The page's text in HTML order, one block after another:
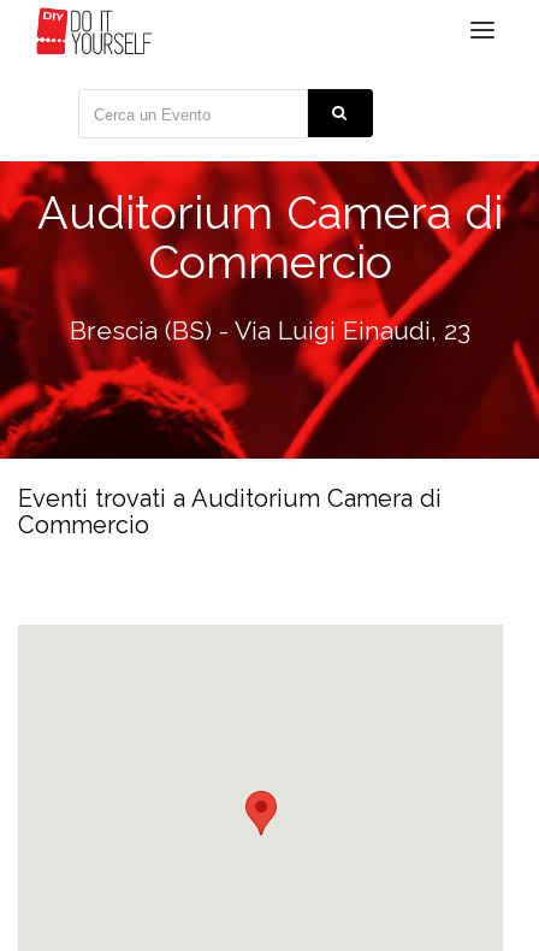
Toggle
Auditorium Camera di
Commercio
Brescia (BS) - Via Luigi Einaudi, 23
Eventi trovati a Auditorium Camera di
Commercio